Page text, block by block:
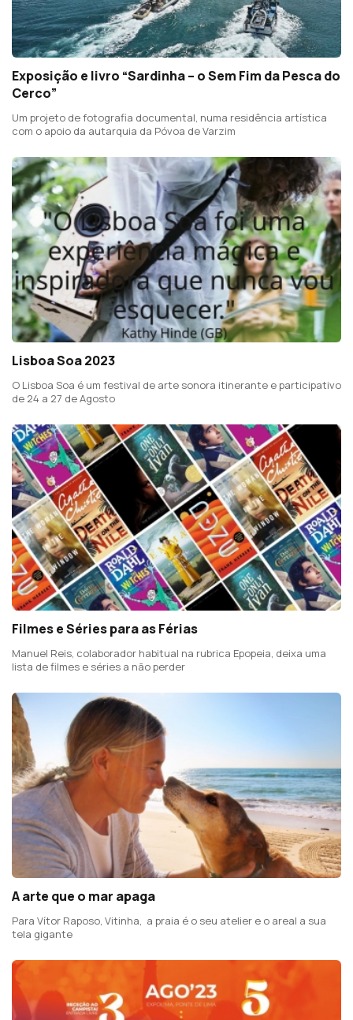
Exposição e livro “Sardinha – o Sem Fim da Pesca do
Cerco”
Um projeto de fotografia documental, numa residência artística
com o apoio da autarquia da Póvoa de Varzim
Lisboa Soa 2023
O Lisboa Soa é um festival de arte sonora itinerante e participativo
de 24 a 27 de Agosto
Filmes e Séries para as Férias
Manuel Reis, colaborador habitual na rubrica Epopeia, deixa uma
lista de filmes e séries a não perder
A arte que o mar apaga
Para Vítor Raposo, Vitinha, a praia é o seu atelier e o areal a sua
tela gigante